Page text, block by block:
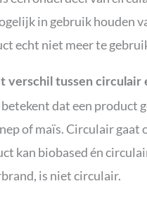
in gebruik houden
echt niet meer te
verschil tussen circulair
dat een product
of maïs. Circulair gaat
kan biobased én
is niet circulair.